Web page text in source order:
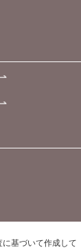
基づいて作成して